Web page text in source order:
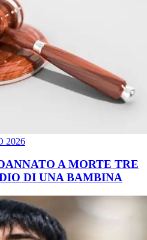
2026
A MORTE TRE
DI UNA BAMBINA